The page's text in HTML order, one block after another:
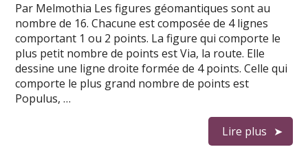
Par Melmothia Les figures géomantiques sont au
nombre de 16. Chacune est composée de 4 lignes
comportant 1 ou 2 points. La figure qui comporte le
plus petit nombre de points est Via, la route. Elle
dessine une ligne droite formée de 4 points. Celle qui
comporte le plus grand nombre de points est
Populus, …
Lire plus